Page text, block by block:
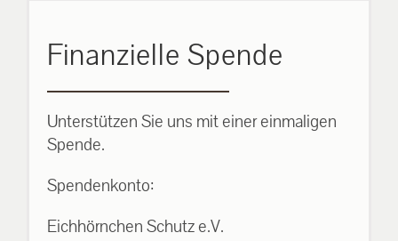
Finanzielle Spende
Unterstützen Sie uns mit einer einmaligen
Spende.
Spendenkonto:
Eichhörnchen Schutz e.V.